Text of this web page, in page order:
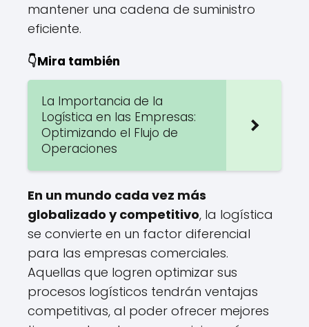
mantener una cadena de suministro
eficiente.
👇Mira también
La Importancia de la
Logística en las Empresas:
Optimizando el Flujo de
Operaciones
En un mundo cada vez más
globalizado y competitivo, la logística
se convierte en un factor diferencial
para las empresas comerciales.
Aquellas que logren optimizar sus
procesos logísticos tendrán ventajas
competitivas, al poder ofrecer mejores